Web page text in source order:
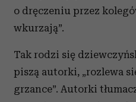
o dręczeniu przez
wkurzają”.
Tak rodzi się
piszą autorki, „rozlewa
grzance”. Autorki